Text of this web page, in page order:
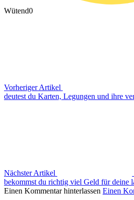
Wütend0
Vorheriger Artikel
deutest du Karten, Legungen und ihre
Nächster Artikel
bekommst du richtig viel Geld für deine
Einen Kommentar hinterlassen Einen